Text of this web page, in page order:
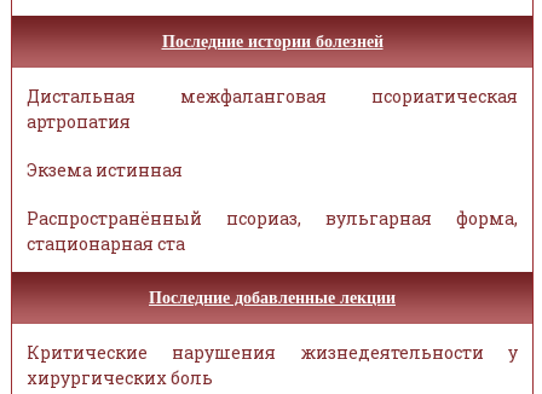
Последние истории болезней
Дистальная межфаланговая псориатическая
артропатия
Экзема истинная
Распространённый псориаз, вульгарная форма,
стационарная ста
Последние добавленные лекции
Критические нарушения жизнедеятельности у
хирургических боль